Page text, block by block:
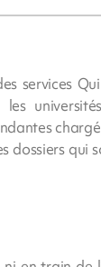
services
dossiers